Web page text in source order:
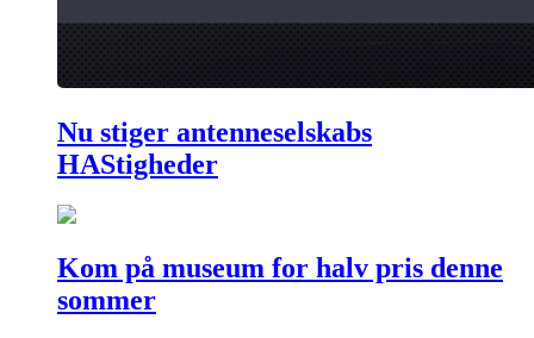
Nu stiger antenneselskabs
HAStigheder
Kom på museum for halv pris denne
sommer